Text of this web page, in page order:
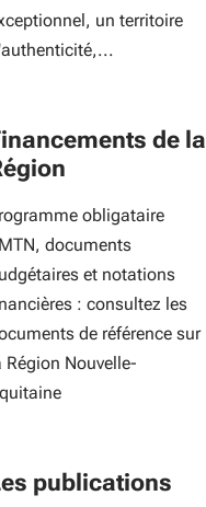
un territoire
de la
obligataire
documents
et notations
: consultez les
de référence sur
Région Nouvelle-
publications